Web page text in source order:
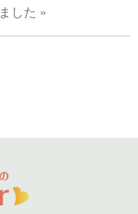
ました »